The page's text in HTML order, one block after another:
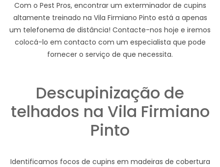
Com o Pest Pros, encontrar um exterminador de cupins
altamente treinado na Vila Firmiano Pinto está a apenas
um telefonema de distância! Contacte-nos hoje e iremos
colocá-lo em contacto com um especialista que pode
fornecer o serviço de que necessita.
Descupinização de
telhados na Vila Firmiano
Pinto
Identificamos focos de cupins em madeiras de cobertura